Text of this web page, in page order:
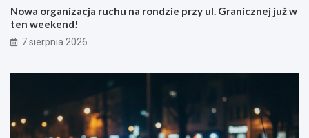
Nowa organizacja ruchu na rondzie przy ul. Granicznej już w
ten weekend!
7 sierpnia 2026